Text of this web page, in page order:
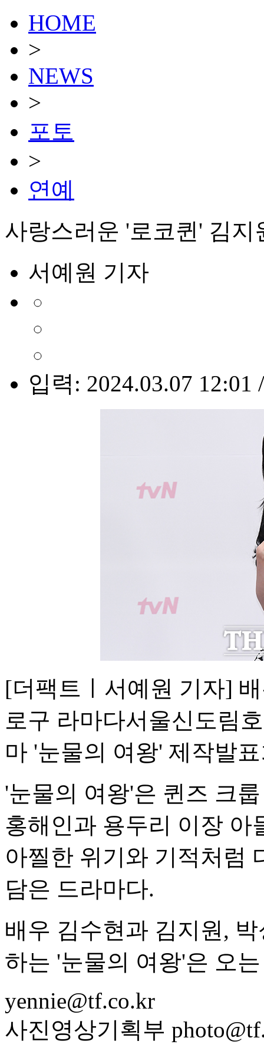
HOME
>
NEWS
>
포토
>
연예
사랑스러운 '로코퀸' 김지
서예원 기자
입력: 2024.03.07 12:01
[더팩트ㅣ서예원 기자]
로구 라마다서울신도림
마 '눈물의 여왕' 제작발
'눈물의 여왕'은 퀸즈 크
홍해인과 용두리 이장 아
아찔한 위기와 기적처럼
담은 드라마다.
배우 김수현과 김지원,
하는 '눈물의 여왕'은 오
yennie@tf.co.kr
사진영상기획부